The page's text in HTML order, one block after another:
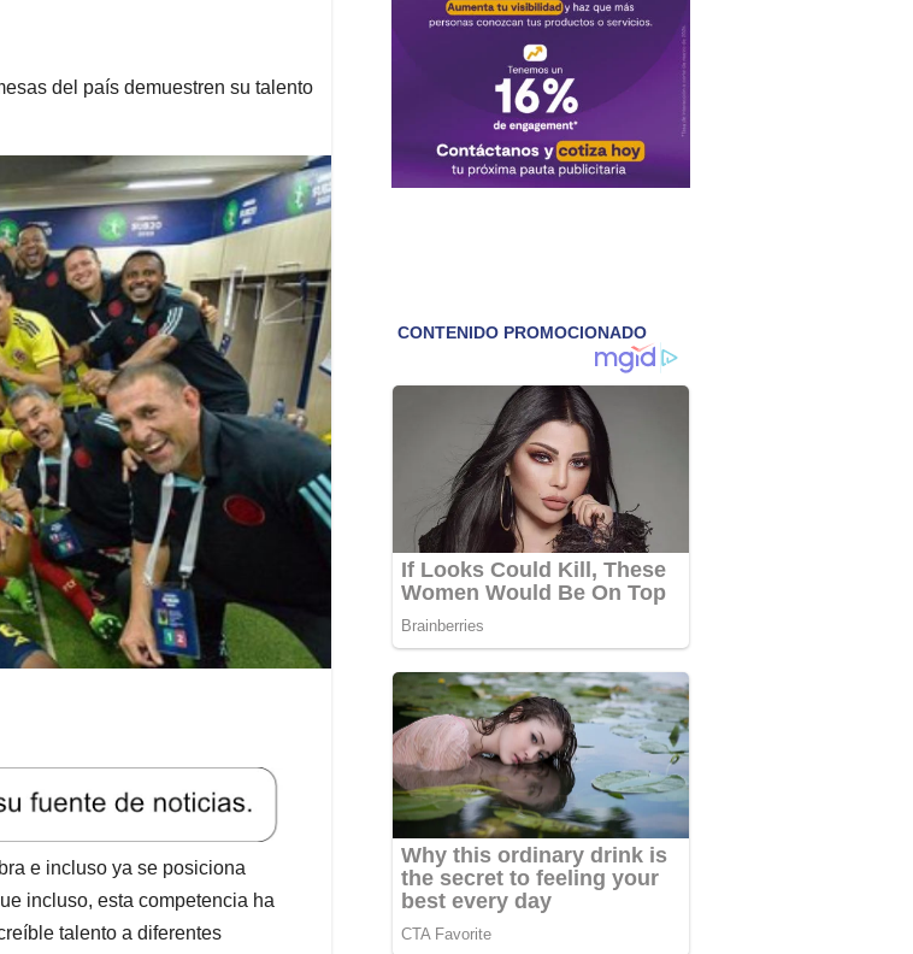
del país demuestren su talento
e incluso ya se posiciona
incluso, esta competencia ha
talento a diferentes